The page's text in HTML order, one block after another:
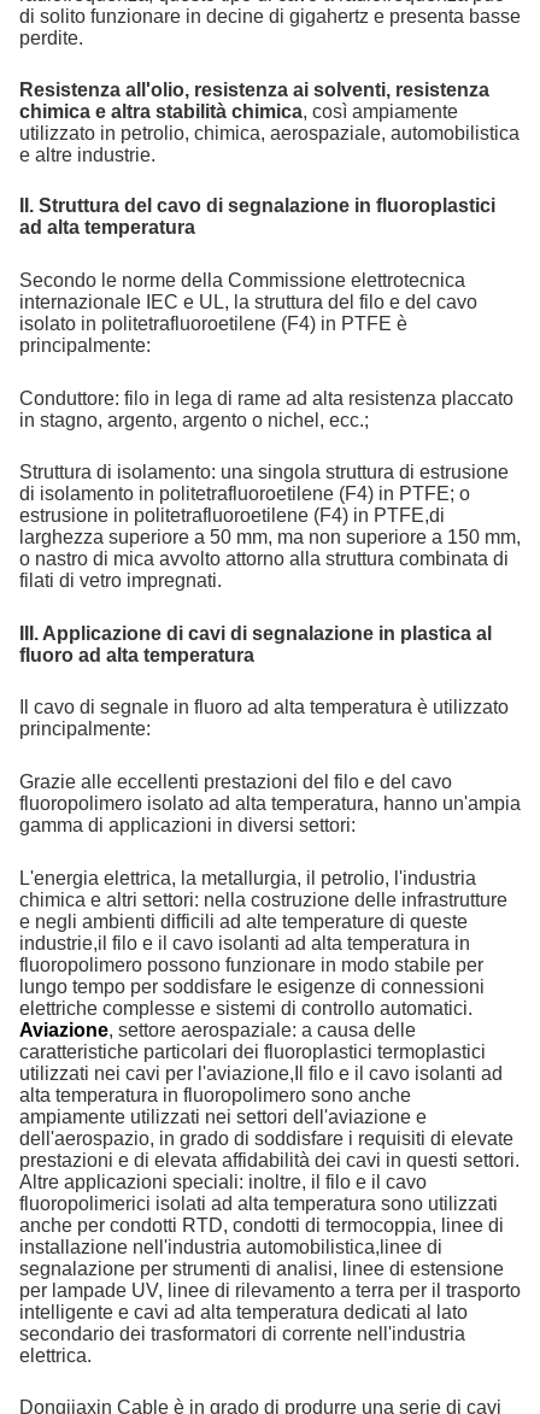
di solito funzionare in decine di gigahertz e presenta basse
perdite.
Resistenza all'olio, resistenza ai solventi, resistenza
chimica e altra stabilità chimica, così ampiamente
utilizzato in petrolio, chimica, aerospaziale, automobilistica
e altre industrie.
II. Struttura del cavo di segnalazione in fluoroplastici
ad alta temperatura
Secondo le norme della Commissione elettrotecnica
internazionale IEC e UL, la struttura del filo e del cavo
isolato in politetrafluoroetilene (F4) in PTFE è
principalmente:
Conduttore: filo in lega di rame ad alta resistenza placcato
in stagno, argento, argento o nichel, ecc.;
Struttura di isolamento: una singola struttura di estrusione
di isolamento in politetrafluoroetilene (F4) in PTFE; o
estrusione in politetrafluoroetilene (F4) in PTFE,di
larghezza superiore a 50 mm, ma non superiore a 150 mm,
o nastro di mica avvolto attorno alla struttura combinata di
filati di vetro impregnati.
III. Applicazione di cavi di segnalazione in plastica al
fluoro ad alta temperatura
Il cavo di segnale in fluoro ad alta temperatura è utilizzato
principalmente:
Grazie alle eccellenti prestazioni del filo e del cavo
fluoropolimero isolato ad alta temperatura, hanno un'ampia
gamma di applicazioni in diversi settori:
L'energia elettrica, la metallurgia, il petrolio, l'industria
chimica e altri settori: nella costruzione delle infrastrutture
e negli ambienti difficili ad alte temperature di queste
industrie,il filo e il cavo isolanti ad alta temperatura in
fluoropolimero possono funzionare in modo stabile per
lungo tempo per soddisfare le esigenze di connessioni
elettriche complesse e sistemi di controllo automatici.
Aviazione, settore aerospaziale: a causa delle
caratteristiche particolari dei fluoroplastici termoplastici
utilizzati nei cavi per l'aviazione,Il filo e il cavo isolanti ad
alta temperatura in fluoropolimero sono anche
ampiamente utilizzati nei settori dell'aviazione e
dell'aerospazio, in grado di soddisfare i requisiti di elevate
prestazioni e di elevata affidabilità dei cavi in questi settori.
Altre applicazioni speciali: inoltre, il filo e il cavo
fluoropolimerici isolati ad alta temperatura sono utilizzati
anche per condotti RTD, condotti di termocoppia, linee di
installazione nell'industria automobilistica,linee di
segnalazione per strumenti di analisi, linee di estensione
per lampade UV, linee di rilevamento a terra per il trasporto
intelligente e cavi ad alta temperatura dedicati al lato
secondario dei trasformatori di corrente nell'industria
elettrica.
Dongjiaxin Cable è in grado di produrre una serie di cavi